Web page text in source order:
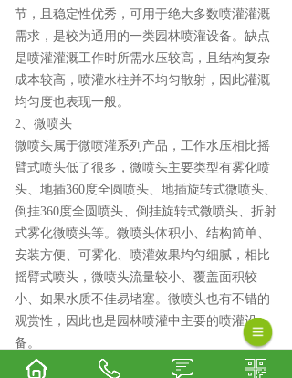
节，且稳定性优秀，可用于绝大多数喷灌灌溉
需求，是较为通用的一类园林喷灌设备。缺点
是喷灌灌溉工作时所需水压较高，且结构复杂
成本较高，喷灌水柱并不均匀散射，因此灌溉
均匀度也表现一般。
2、微喷头
微喷头属于微喷灌系列产品，工作水压相比摇
臂式喷头低了很多，微喷头主要类型有雾化喷
头、地插360度全圆喷头、地插旋转式微喷头、
倒挂360度全圆喷头、倒挂旋转式微喷头、折射
式雾化微喷头等。微喷头体积小、结构简单、
安装方便、可雾化、喷灌效果均匀细腻，相比
摇臂式喷头，微喷头流量较小、覆盖面积较
小、如果水质不佳易堵塞。微喷头也有不错的
观赏性，因此也是园林喷灌中主要的喷灌设
备。
3、伸缩式喷头